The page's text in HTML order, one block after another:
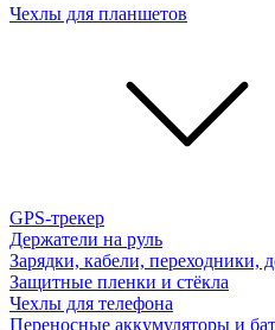
Чехлы для планшетов
GPS-трекер
Держатели на руль
Зарядки, кабели, переходники,
Защитные пленки и стёкла
Чехлы для телефона
Переносные аккумуляторы и